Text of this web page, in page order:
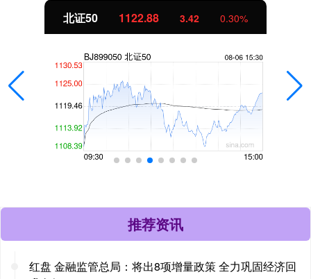
北证50 1122.88 3.42 0.30%
推荐资讯
红盘 金融监管总局：将出8项增量政策 全力巩固经济回